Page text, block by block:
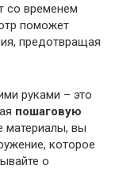
со временем
поможет
предотвращая
руками – это
пошаговую
материалы, вы
которое
о